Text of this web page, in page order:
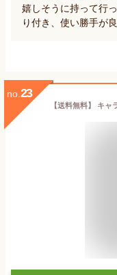
嬉しそうに持って行
り付き、使い勝手が良
no. 23